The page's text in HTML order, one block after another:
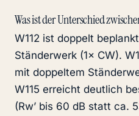
Was ist der Unterschied
W112 ist doppelt
Ständerwerk (1× CW).
mit doppeltem
W115 erreicht deutlich
(Rw’ bis 60 dB statt ca.